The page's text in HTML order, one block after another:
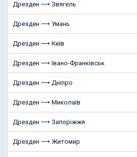
Дрезден ⟶ Звягель
Дрезден ⟶ Умань
Дрезден ⟶ Київ
Дрезден ⟶ Івано-Франківськ
Дрезден ⟶ Дніпро
Дрезден ⟶ Миколаїв
Дрезден ⟶ Запоріжжя
Дрезден ⟶ Житомир